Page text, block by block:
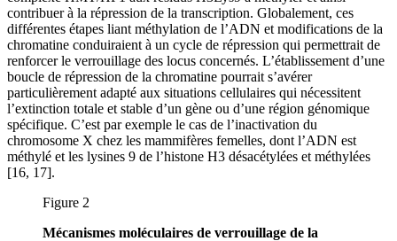
contribuer à la répression de la transcription. Globalement, ces
différentes étapes liant méthylation de l’ADN et modifications de la
chromatine conduiraient à un cycle de répression qui permettrait de
renforcer le verrouillage des locus concernés. L’établissement d’une
boucle de répression de la chromatine pourrait s’avérer
particulièrement adapté aux situations cellulaires qui nécessitent
l’extinction totale et stable d’un gène ou d’une région génomique
spécifique. C’est par exemple le cas de l’inactivation du
chromosome X chez les mammifères femelles, dont l’ADN est
méthylé et les lysines 9 de l’histone H3 désacétylées et méthylées
[16, 17].
Figure 2
Mécanismes moléculaires de verrouillage de la